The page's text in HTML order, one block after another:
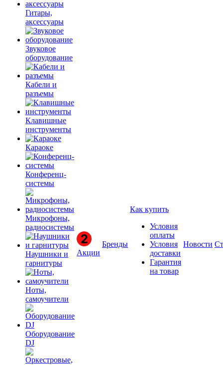
Гитары,
аксессуары
Звуковое
оборудование
Кабели и
разъемы
Клавишные
инструменты
Караоке
Конференц-
системы
Микрофоны,
радиосистемы
Наушники и
гарнитуры
Ноты,
самоучители
Оборудование
DJ
Акции
Бренды
Как купить
Условия
оплаты
Условия
доставки
Гарантия
на товар
Новости